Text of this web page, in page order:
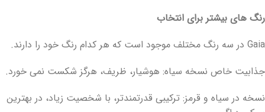
رنگ های بیشتر برای انتخاب
Gaia در سه رنگ مختلف موجود است که هر کدام رنگ خود را دارند.
جذابیت خاص نسخه سیاه: هوشیار، ظریف، هرگز شکست نمی خورد.
نسخه در سیاه و قرمز: ترکیبی قدرتمندتر، با شخصیت زیاد، در بهترین